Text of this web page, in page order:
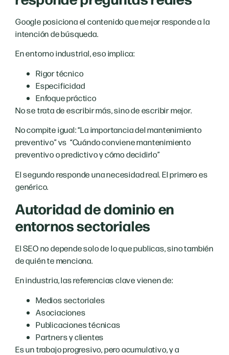
Google posiciona el contenido que mejor responde a la
intención de búsqueda.
En entorno industrial, eso implica:
Rigor técnico
Especificidad
Enfoque práctico
No se trata de escribir más, sino de escribir mejor.
No compite igual: “La importancia del mantenimiento
preventivo” vs “Cuándo conviene mantenimiento
preventivo o predictivo y cómo decidirlo”
El segundo responde una necesidad real. El primero es
genérico.
Autoridad de dominio en
entornos sectoriales
El SEO no depende solo de lo que publicas, sino también
de quién te menciona.
En industria, las referencias clave vienen de:
Medios sectoriales
Asociaciones
Publicaciones técnicas
Partners y clientes
Es un trabajo progresivo, pero acumulativo, y a